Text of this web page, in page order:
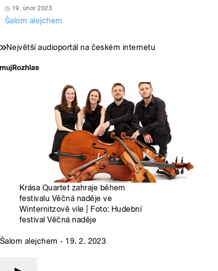
19. únor 2023
Šalom alejchem
Největší audioportál na českém internetu
Krása Quartet zahraje během
festivalu Věčná naděje ve
Winternitzově vile | Foto: Hudební
festival Věčná naděje
Šalom alejchem - 19. 2. 2023